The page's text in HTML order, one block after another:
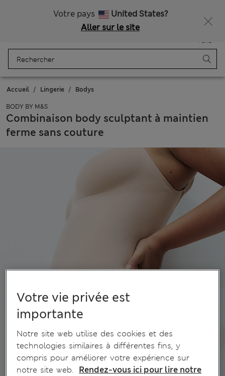
Votre pays
United States?
Aller sur le site
Panier
Accueil Lingerie Bodys
BODY BY M&S
Combinaison body sculptant à maintien
ferme sans couture
Votre vie privée est
importante
Notre site web utilise des cookies et des
technologies similaires à différentes fins, y
compris pour améliorer votre expérience sur
notre site web.
Rendez-vous ici pour lire notre